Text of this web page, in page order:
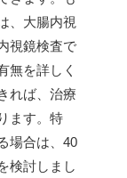
、大腸内視
視鏡検査で
無を詳しく
れば、治療
ます。特
場合は、40
検討しまし